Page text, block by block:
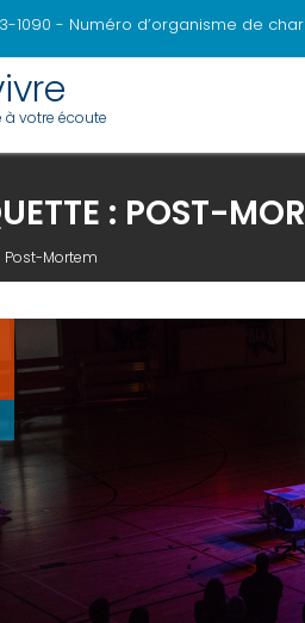
1090 - Numéro d’organisme de
à votre écoute
: POST-
Post-Mortem